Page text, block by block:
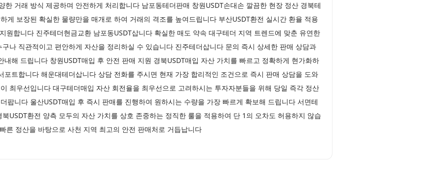
한 거래 방식 제공하며 안전하게 처리합니다 남포동테더판매 창원USDT손대손 깔끔한 현장 정산 경북테
게 보장된 확실한 물량만을 매개로 하여 거래의 격조를 높여드립니다 부산USDT환전 실시간 환율 적용
원합니다 진주테더현금교환 남포동USDT삽니다 확실한 매도 약속 대구테더 지역 트렌드에 맞춘 유연한
나 직관적이고 편안하게 자산을 정리하실 수 있습니다 진주테더삽니다 문의 즉시 상세한 판매 상담과
해 드립니다 창원USDT매입 후 안전 판매 지원 경북USDT매입 자산 가치를 빠르고 정확하게 현가화하
포트합니다 해운대테더삽니다 상담 전화를 주시면 현재 가장 합리적인 조건으로 즉시 판매 상담을 도와
최우선입니다 대구테더매입 자산 회전율을 최우선으로 고려하시는 투자자분들을 위해 당일 즉각 정산
팝니다 울산USDT매입 후 즉시 판매를 진행하여 원하시는 수량을 가장 빠르게 확보해 드립니다 서면테
USDT환전 양측 모두의 자산 가치를 상호 존중하는 정직한 룰을 적용하여 단 1의 오차도 허용하지 않습
른 정산을 바탕으로 사천 지역 최고의 안전 판매처로 거듭납니다